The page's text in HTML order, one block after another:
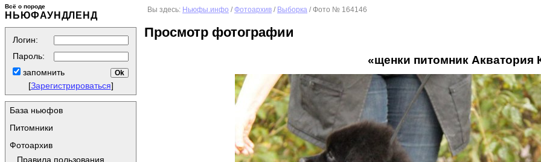
Всё о породе
НЬЮФАУНДЛЕНД
Логин:
Пароль:
запомнить
[Зарегистрироваться]
База ньюфов
Питомники
Фотоархив
Правила пользования
Вы здесь: Ньюфы.инфо /Фотоархив / Выборка / Фото № 164146
Просмотр фотографии
«щенки питомник Акватория